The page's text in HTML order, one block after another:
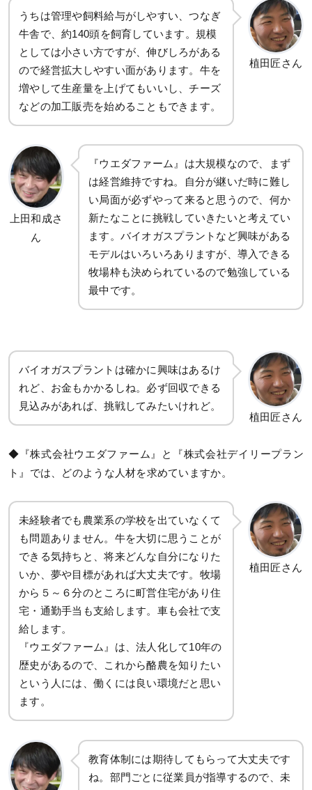
うちは管理や飼料給与がしやすい、つなぎ
牛舎で、約140頭を飼育しています。規模
としては小さい方ですが、伸びしろがある
ので経営拡大しやすい面があります。牛を
増やして生産量を上げてもいいし、チーズ
などの加工販売を始めることもできます。
植田匠さん
上田和成さ
ん
『ウエダファーム』は大規模なので、まず
は経営維持ですね。自分が継いだ時に難し
い局面が必ずやって来ると思うので、何か
新たなことに挑戦していきたいと考えてい
ます。バイオガスプラントなど興味がある
モデルはいろいろありますが、導入できる
牧場枠も決められているので勉強している
最中です。
バイオガスプラントは確かに興味はあるけ
れど、お金もかかるしね。必ず回収できる
見込みがあれば、挑戦してみたいけれど。
植田匠さん
◆『株式会社ウエダファーム』と『株式会社デイリープラン
ト』では、どのような人材を求めていますか。
未経験者でも農業系の学校を出ていなくて
も問題ありません。牛を大切に思うことが
できる気持ちと、将来どんな自分になりた
いか、夢や目標があれば大丈夫です。牧場
から５～６分のところに町営住宅があり住
宅・通勤手当も支給します。車も会社で支
給します。
『ウエダファーム』は、法人化して10年の
歴史があるので、これから酪農を知りたい
という人には、働くには良い環境だと思い
ます。
植田匠さん
教育体制には期待してもらって大丈夫です
ね。部門ごとに従業員が指導するので、未